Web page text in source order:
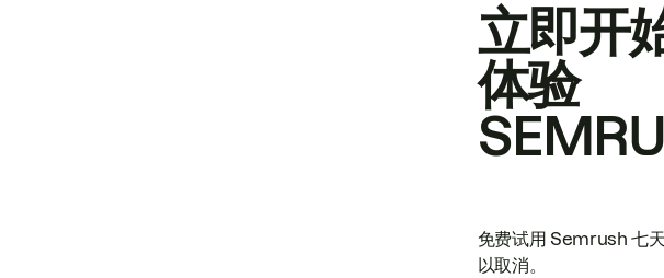
立即开
体验
免费试用 Semrush 七
以取消。